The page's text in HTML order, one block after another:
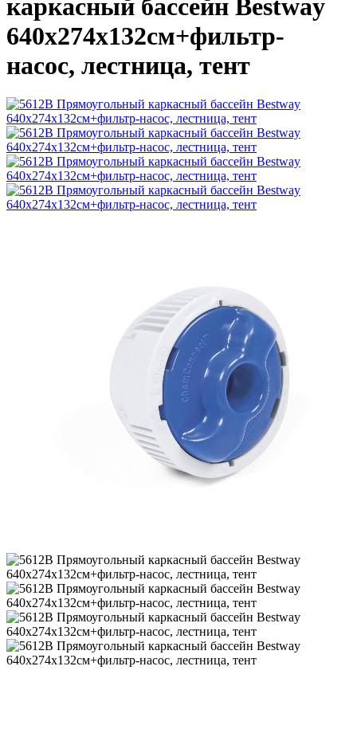
каркасный бассейн Bestway
640х274х132см+фильтр-
насос, лестница, тент